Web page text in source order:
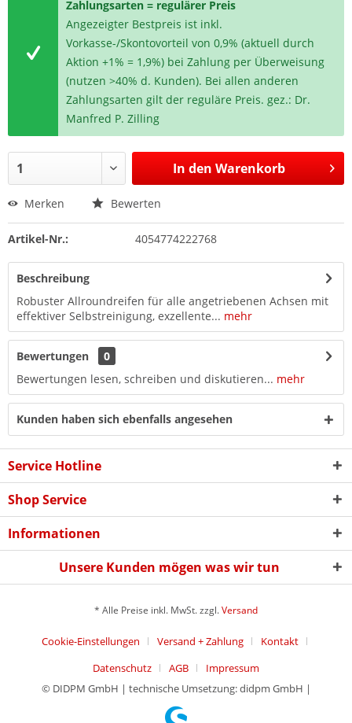
Zahlungsarten = regulärer Preis
Angezeigter Bestpreis ist inkl.
Vorkasse-/Skontovorteil von 0,9% (aktuell durch
Aktion +1% = 1,9%) bei Zahlung per Überweisung
(nutzen >40% d. Kunden). Bei allen anderen
Zahlungsarten gilt der reguläre Preis. gez.: Dr.
Manfred P. Zilling
In den Warenkorb
Merken Bewerten
Artikel-Nr.: 4054774222768
Beschreibung
Robuster Allroundreifen für alle angetriebenen Achsen mit
effektiver Selbstreinigung, exzellente... mehr
Bewertungen
0
Bewertungen lesen, schreiben und diskutieren... mehr
Kunden haben sich ebenfalls angesehen
Service Hotline
Shop Service
Informationen
Unsere Kunden mögen was wir tun
* Alle Preise inkl. MwSt. zzgl.Versand
Cookie-Einstellungen Versand + Zahlung
Kontakt
Datenschutz
AGB
Impressum
© DIDPM GmbH | technische Umsetzung: didpm GmbH |